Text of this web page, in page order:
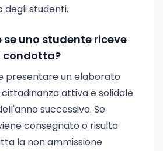
studenti.
se uno studente riceve
condotta?
presentare un elaborato
attiva e solidale
successivo. Se
consegnato o risulta
la non ammissione